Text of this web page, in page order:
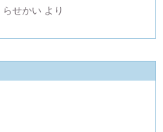
らせかい より